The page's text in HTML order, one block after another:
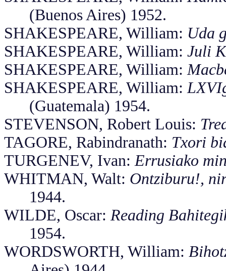
(Buenos Aires) 1952.
SHAKESPEARE, William: Uda
SHAKESPEARE, William: Juli
SHAKESPEARE, William:
SHAKESPEARE, William:
(Guatemala) 1954.
STEVENSON, Robert Louis:
TAGORE, Rabindranath: Txori
TURGENEV, Ivan:Errusiako
WHITMAN, Walt: Ontziburu!,
1944.
WILDE, Oscar: Reading
1954.
WORDSWORTH, William: